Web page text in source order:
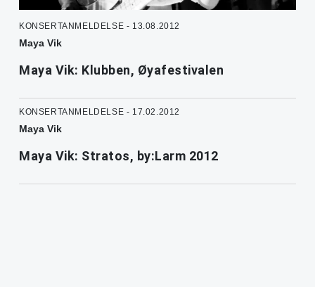
KONSERTANMELDELSE - 13.08.2012
Maya Vik
Maya Vik: Klubben, Øyafestivalen
KONSERTANMELDELSE - 17.02.2012
Maya Vik
Maya Vik: Stratos, by:Larm 2012